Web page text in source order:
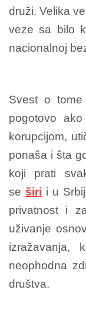
druži. Velika
veze sa bilo
nacionalnoj
Svest o
pogotovo
korupcijom,
ponaša i šta
koji prati
se širi i u
privatnost i
uživanje
izražavanja,
neophodna
društva.